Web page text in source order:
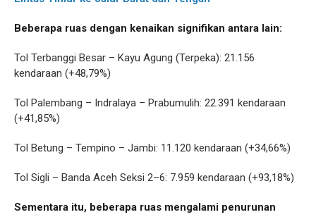
Beberapa ruas dengan kenaikan signifikan antara lain:
Tol Terbanggi Besar – Kayu Agung (Terpeka): 21.156
kendaraan (+48,79%)
Tol Palembang – Indralaya – Prabumulih: 22.391 kendaraan
(+41,85%)
Tol Betung – Tempino – Jambi: 11.120 kendaraan (+34,66%)
Tol Sigli – Banda Aceh Seksi 2–6: 7.959 kendaraan (+93,18%)
Sementara itu, beberapa ruas mengalami penurunan